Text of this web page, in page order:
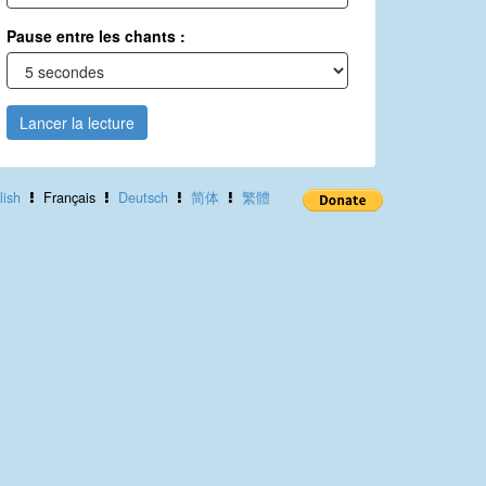
Pause entre les chants :
Lancer la lecture
Français Deutsch 简体 繁體